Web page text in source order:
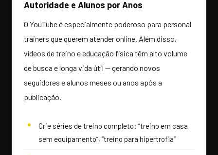
Autoridade e Alunos por Anos
O YouTube é especialmente poderoso para personal
trainers que querem atender online. Além disso,
vídeos de treino e educação física têm alto volume
de busca e longa vida útil — gerando novos
seguidores e alunos meses ou anos após a
publicação.
Crie séries de treino completo: “treino em casa
sem equipamento”, “treino para hipertrofia”